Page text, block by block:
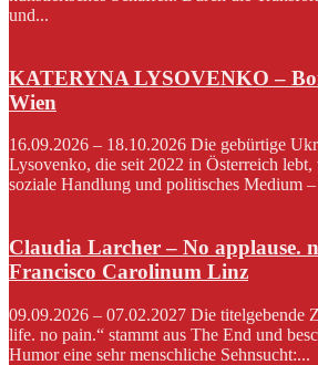
und...
KATERYNA LYSOVENKO –
Wien
16.09.2026 – 18.10.2026 Die gebürtige
Lysovenko, die seit 2022 in Österreich lebt,
soziale Handlung und politisches Medium
Claudia Larcher – No applause.
Francisco Carolinum Linz
09.09.2026 – 07.02.2027 Die titelgebende
life. no pain.“ stammt aus The End und
Humor eine sehr menschliche Sehnsucht:...